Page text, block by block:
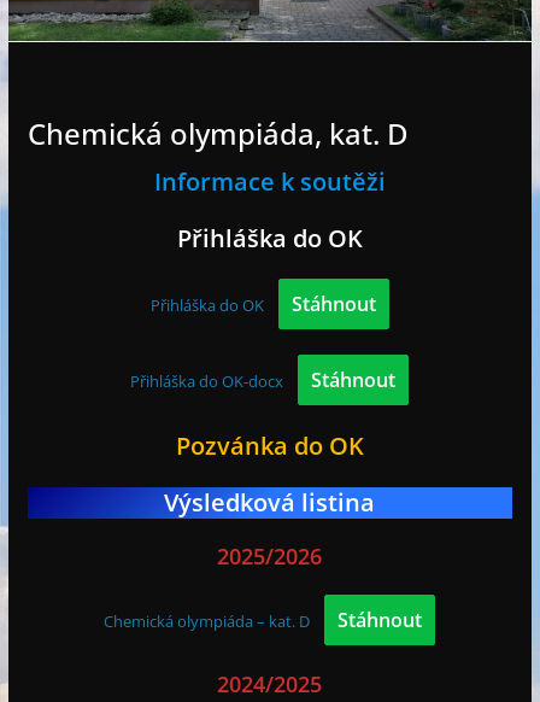
e
Chemická olympiáda, kat. D
Informace k soutěži
Přihláška do OK
Přihláška do OK Stáhnout
Přihláška do OK-docx Stáhnout
Pozvánka do OK
Výsledková listina
2025/2026
Chemická olympiáda – kat. D Stáhnout
2024/2025